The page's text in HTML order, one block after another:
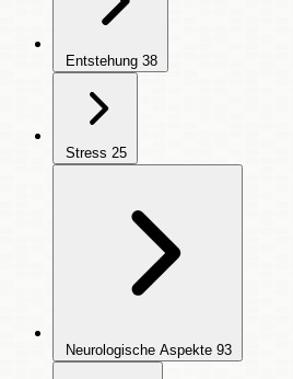
Entstehung 38
Stress 25
Neurologische Aspekte 93